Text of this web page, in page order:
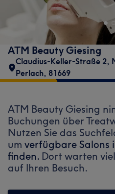
ATM Beauty Giesing
Claudius-Keller-Straße 2,
Perlach, 81669
ATM Beauty Giesing
Buchungen über
Nutzen Sie das
um verfügbare Salons
finden. Dort warten
auf Ihren Besuch.